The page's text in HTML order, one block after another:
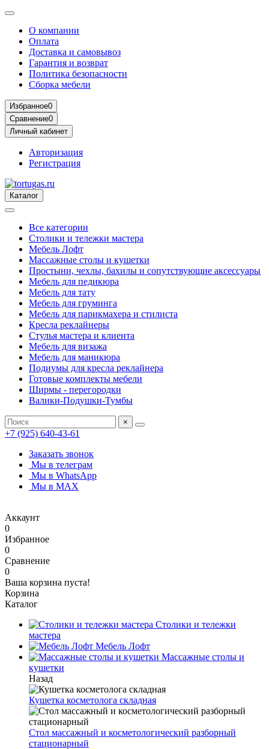
О компании
Оплата
Доставка и самовывоз
Гарантия и возврат
Политика безопасности
Сборка мебели
Избранное0
Сравнение0
Личный кабинет
Авторизация
Регистрация
Каталог
Все категории
Столики и тележки мастера
Мебель Лофт
Массажные столы и кушетки
Простыни, чехлы, бахилы и сопутствующие аксессуары
Мебель для педикюра
Мебель для тату
Мебель для груминга
Мебель для парикмахера и стилиста
Кресла реклайнеры
Стулья мастера и клиента
Мебель для визажа
Мебель для маникюра
Подиумы для кресла реклайнера
Готовые комплекты мебели
Ширмы - перегородки
Валики-Подушки-Тумбы
×
+7 (925) 640-43-61
Заказать звонок
Мы в телеграм
Мы в WhatsApp
Мы в MAX
Аккаунт
0
Избранное
0
Сравнение
0
Ваша корзина пуста!
Корзина
Каталог
Столики и тележки
мастера
Мебель Лофт
Массажные столы и
кушетки
Назад
Кушетка косметолога складная
Стол массажный и косметологический разборный
стационарный